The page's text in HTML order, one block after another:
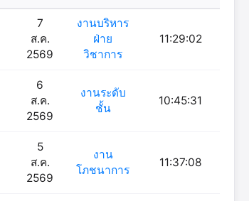
7
ส.ค.
2569
งานบริหาร
ฝ่าย
วิชาการ
11:29:02
6
ส.ค.
2569
งานระดับ
ชั้น
10:45:31
5
ส.ค.
2569
งาน
โภชนาการ
11:37:08